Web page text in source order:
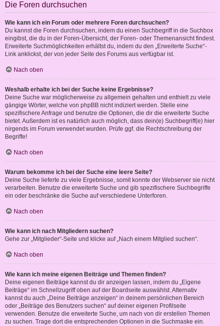
Die Foren durchsuchen
Wie kann ich ein Forum oder mehrere Foren durchsuchen?
Du kannst die Foren durchsuchen, indem du einen Suchbegriff in die Suchbox
eingibst, die du in der Foren-Übersicht, der Foren- oder Themenansicht findest.
Erweiterte Suchmöglichkeiten erhältst du, indem du den „Erweiterte Suche“-
Link anklickst, der von jeder Seite des Forums aus verfügbar ist.
Nach oben
Weshalb erhalte ich bei der Suche keine Ergebnisse?
Deine Suche war möglicherweise zu allgemein gehalten und enthielt zu viele
gängige Wörter, welche von phpBB nicht indiziert werden. Stelle eine
spezifischere Anfrage und benutze die Optionen, die dir die erweiterte Suche
bietet. Außerdem ist es natürlich auch möglich, dass dein(e) Suchbegriff(e) hier
nirgends im Forum verwendet wurden. Prüfe ggf. die Rechtschreibung der
Begriffe!
Nach oben
Warum bekomme ich bei der Suche eine leere Seite?
Deine Suche lieferte zu viele Ergebnisse, somit konnte der Webserver sie nicht
verarbeiten. Benutze die erweiterte Suche und gib spezifischere Suchbegriffe
ein oder beschränke die Suche auf verschiedene Unterforen.
Nach oben
Wie kann ich nach Mitgliedern suchen?
Gehe zur „Mitglieder“-Seite und klicke auf „Nach einem Mitglied suchen“.
Nach oben
Wie kann ich meine eigenen Beiträge und Themen finden?
Deine eigenen Beiträge kannst du dir anzeigen lassen, indem du „Eigene
Beiträge“ im Schnellzugriff oben auf der Boardseite auswählst. Alternativ
kannst du auch „Deine Beiträge anzeigen“ in deinem persönlichen Bereich
oder „Beiträge des Benutzers suchen“ auf deiner eigenen Profilseite
verwenden. Benutze die erweiterte Suche, um nach von dir erstellen Themen
zu suchen. Trage dort die entsprechenden Optionen in die Suchmaske ein.